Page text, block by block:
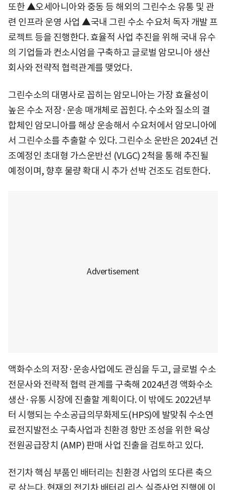
또한 ▲오세아니아와 중동 등 해외의 그린수소 유통 및 관
련 인프라 운영 사업 ▲국내 그린 수소 수요처 독자 개발 프
로젝트 등을 진행한다. 효율적 사업 추진을 위해 국내 유수
의 기업들과 컨소시엄을 구축하고 글로벌 암모니아 생산
회사와 전략적 협력관계를 맺었다.
그린수소의 대명사로 꼽히는 암모니아는 가장 효율성이
높은 수소 저장·운송 매개체로 꼽힌다. 수소와 질소의 결
합체인 암모니아를 해상 운송해서 수요처에서 암모니아에
서 그린수소를 추출할 수 있다. 그린수소 운반은 2024년 건
조예정인 초대형 가스운반선 (VLGC) 2척을 통해 추진될
예정이며, 향후 물량 확대 시 추가 선박 건조도 검토한다.
액화수소의 저장·운송사업에도 관심을 두고, 글로벌 수소
전문사와 전략적 협력 관계를 구축해 2024년경 액화수소
생산·유통 시장에 진출할 계획이다. 이 밖에도 2022년부
터 시행되는 수소공급의무화제도(HPS)에 발맞춰 수소연
료전지발전소 구축사업과 친환경 항만 조성을 위한 육상
전원공급장치 (AMP) 판매 사업 진출을 검토하고 있다.
전기차 핵심 부품인 배터리는 친환경 사업의 또다른 축으
로 삼는다. 현재의 전기차 배터리 리스 실증사업 진행에 이